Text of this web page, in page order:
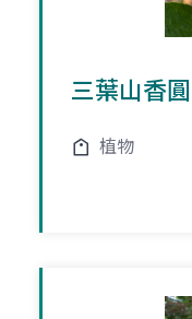
三葉山香圓
植物